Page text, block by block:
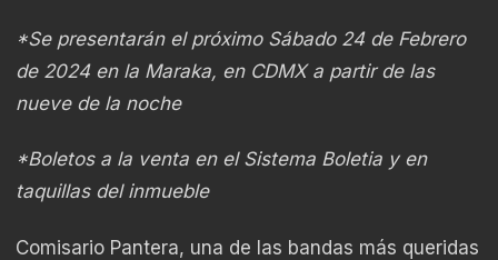
*Se presentarán el próximo Sábado 24 de Febrero
de 2024 en la Maraka, en CDMX a partir de las
nueve de la noche
*Boletos a la venta en el Sistema Boletia y en
taquillas del inmueble
Comisario Pantera, una de las bandas más queridas